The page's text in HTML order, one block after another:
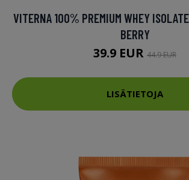
VITERNA 100% PREMIUM WHEY
BERRY
39.9 EUR 44.9 EUR
LISÄTIETOJA